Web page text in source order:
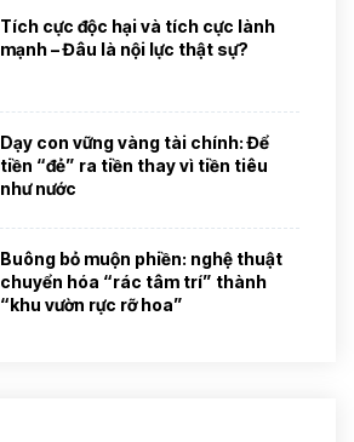
Tích cực độc hại và tích cực lành
mạnh – Đâu là nội lực thật sự?
Dạy con vững vàng tài chính: Để
tiền “đẻ” ra tiền thay vì tiền tiêu
như nước
Buông bỏ muộn phiền: nghệ thuật
chuyển hóa “rác tâm trí” thành
“khu vườn rực rỡ hoa”